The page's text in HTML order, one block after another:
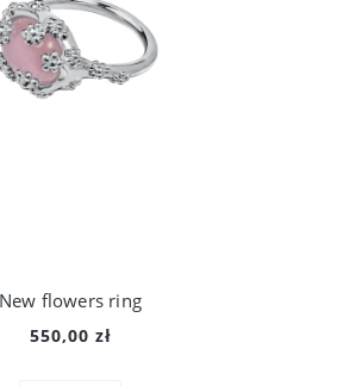
New flowers ring
550,00 zł